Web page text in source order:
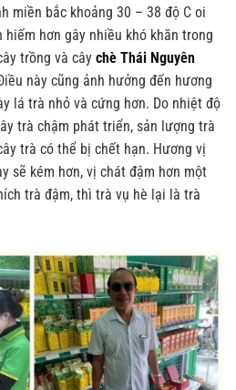
miền bắc khoảng 30 – 38 độ C oi
hiếm hơn gây nhiều khó khăn trong
trồng và cây chè Thái Nguyên
này cũng ảnh hưởng đến hương
lá trà nhỏ và cứng hơn. Do nhiệt độ
trà chậm phát triển, sản lượng trà
trà có thể bị chết hạn. Hương vị
sẽ kém hơn, vị chát đậm hơn một
trà đậm, thì trà vụ hè lại là trà